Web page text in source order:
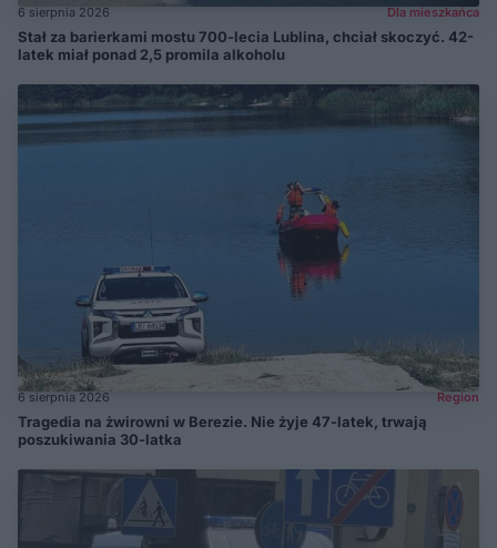
6 sierpnia 2026 Dla mieszkańca
Stał za barierkami mostu 700-lecia Lublina, chciał skoczyć. 42-
latek miał ponad 2,5 promila alkoholu
6 sierpnia 2026 Region
Tragedia na żwirowni w Berezie. Nie żyje 47-latek, trwają
poszukiwania 30-latka